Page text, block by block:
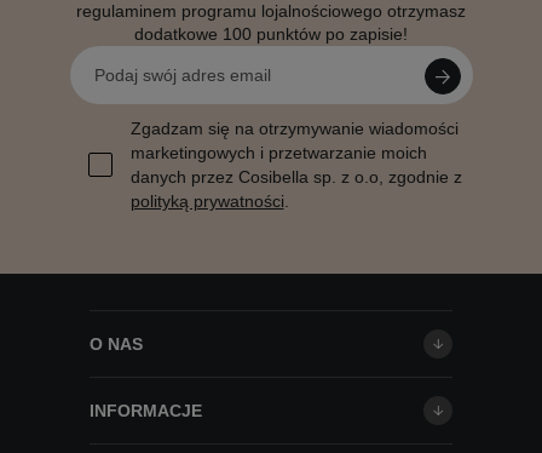
regulaminem programu lojalnościowego otrzymasz
dodatkowe 100 punktów po zapisie!
Zgadzam się na otrzymywanie wiadomości
marketingowych i przetwarzanie moich
danych przez Cosibella sp. z o.o, zgodnie z
polityką prywatności
O NAS
INFORMACJE